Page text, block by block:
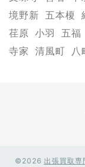
境野新
五本榎
荏原
小羽 五福
寺家
清風町 八
©2026 出張買取専